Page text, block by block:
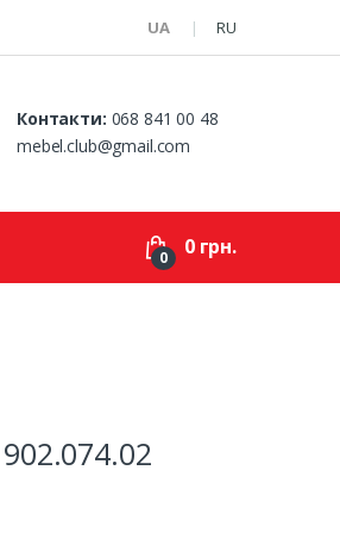
UA RU
Контакти: 068 841 00 48
mebel.club@gmail.com
0 0 грн.